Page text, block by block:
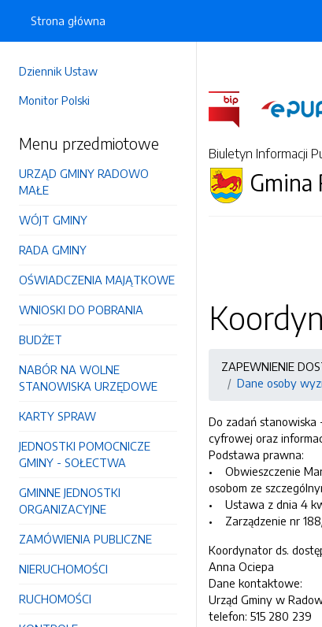
Dziennik Ustaw
Monitor Polski
Menu przedmiotowe
URZĄD GMINY RADOWO
MAŁE
WÓJT GMINY
RADA GMINY
OŚWIADCZENIA MAJĄTKOWE
WNIOSKI DO POBRANIA
BUDŻET
NABÓR NA WOLNE
STANOWISKA URZĘDOWE
KARTY SPRAW
JEDNOSTKI POMOCNICZE
GMINY - SOŁECTWA
GMINNE JEDNOSTKI
ORGANIZACYJNE
ZAMÓWIENIA PUBLICZNE
NIERUCHOMOŚCI
RUCHOMOŚCI
Strona główna
Biuletyn Informacji
Gmina
ZAPEWNIENIE
Dane osoby
Do zadań stanowiska
cyfrowej oraz
Podstawa prawna:
• Obwieszczenie
osobom ze
• Ustawa z dnia 4
• Zarządzenie nr
Koordynator ds.
Anna Ociepa
Dane kontaktowe:
Urząd Gminy w
telefon: 515 280 239